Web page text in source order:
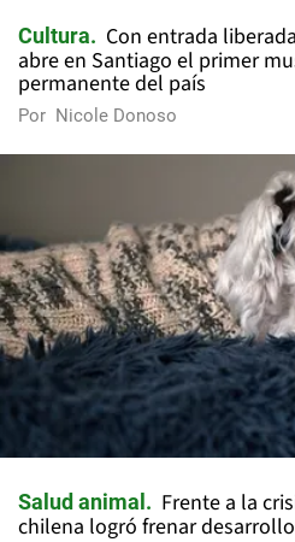
Cultura
Con entrada
abre en Santiago el primer
permanente del país
Por Nicole Donoso
Salud animal
Frente a la
chilena logró frenar